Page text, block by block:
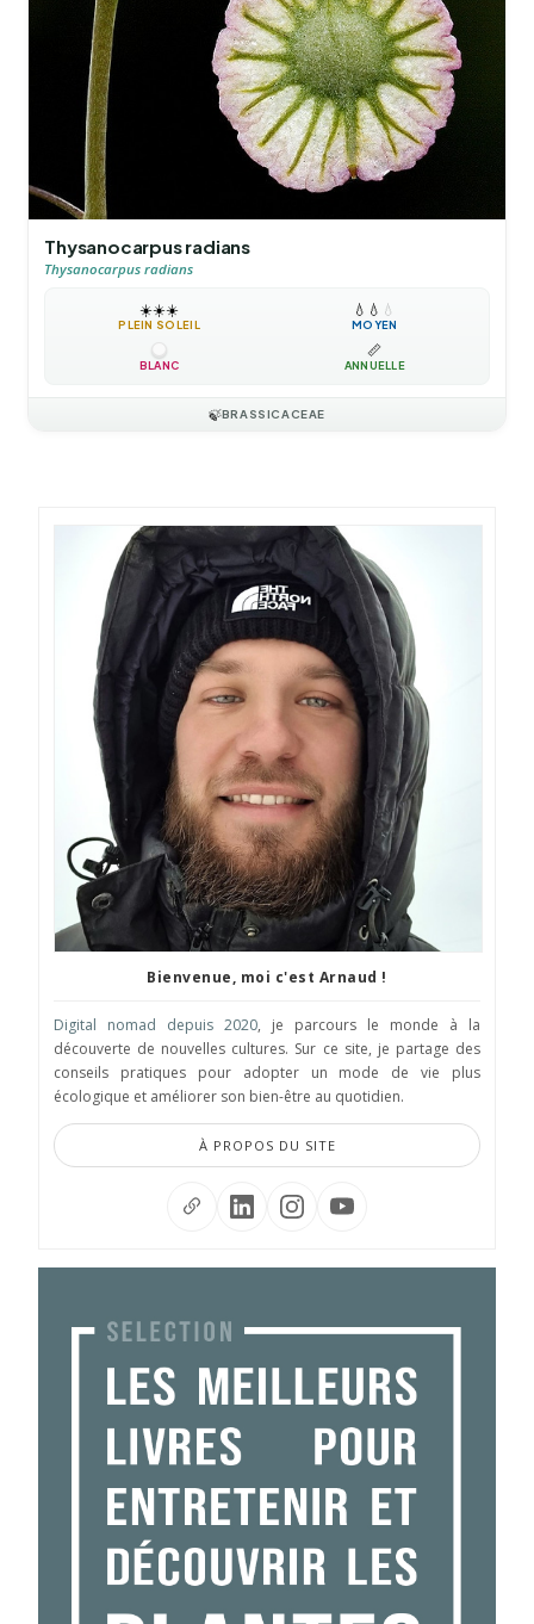
Thysanocarpus radians
Thysanocarpus radians
☀️☀️☀️
PLEIN SOLEIL
💧 💧 💧
MOYEN
BLANC
📏
ANNUELLE
🍃BRASSICACEAE
Bienvenue, moi c'est Arnaud !
Digital nomad depuis 2020, je parcours le monde à la
découverte de nouvelles cultures. Sur ce site, je partage des
conseils pratiques pour adopter un mode de vie plus
écologique et améliorer son bien-être au quotidien.
À PROPOS DU SITE